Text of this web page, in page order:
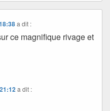
a dit :
ce magnifique rivage et
a dit :